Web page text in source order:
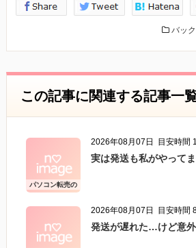
バッ
この記事に関連する記事一
パソコン転売の
こと
2026年08月07日 目安時間
実は発送も私がやってま
2026年08月07日 目安時間
発送が遅れた…けど意